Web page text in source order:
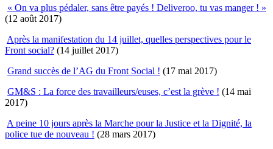
« On va plus pédaler, sans être payés ! Deliveroo, tu vas manger ! »
(12 août 2017)
Après la manifestation du 14 juillet, quelles perspectives pour le
Front social? (14 juillet 2017)
Grand succès de l’AG du Front Social ! (17 mai 2017)
GM&S : La force des travailleurs/euses, c’est la grève ! (14 mai
2017)
A peine 10 jours après la Marche pour la Justice et la Dignité, la
police tue de nouveau ! (28 mars 2017)